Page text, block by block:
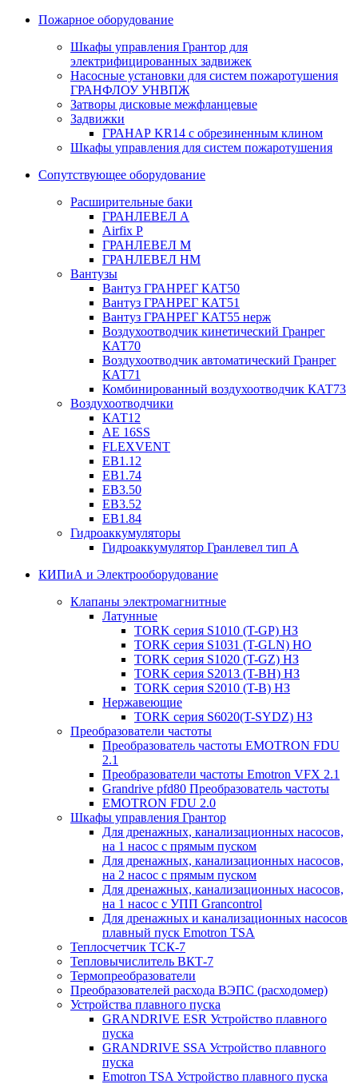
Пожарное оборудование
Шкафы управления Грантор для
электрифицированных задвижек
Насосные установки для систем пожаротушения
ГРАНФЛОУ УНВПЖ
Затворы дисковые межфланцевые
Задвижки
ГРАНАР KR14 с обрезиненным клином
Шкафы управления для систем пожаротушения
Сопутствующее оборудование
Расширительные баки
ГРАНЛЕВЕЛ А
Airfix P
ГРАНЛЕВЕЛ М
ГРАНЛЕВЕЛ НМ
Вантузы
Вантуз ГРАНРЕГ КАТ50
Вантуз ГРАНРЕГ КАТ51
Вантуз ГРАНРЕГ КАТ55 нерж
Воздухоотводчик кинетический Гранрег
КАТ70
Воздухоотводчик автоматический Гранрег
КАТ71
Комбинированный воздухоотводчик КАТ73
Воздухоотводчики
КАТ12
AE 16SS
FLEXVENT
EB1.12
EB1.74
EB3.50
EB3.52
EB1.84
Гидроаккумуляторы
Гидроаккумулятор Гранлевел тип А
КИПиА и Электрооборудование
Клапаны электромагнитные
Латунные
TORK серия S1010 (T-GP) НЗ
TORK серия S1031 (T-GLN) НО
TORK серия S1020 (T-GZ) НЗ
TORK серия S2013 (T-BH) НЗ
TORK серия S2010 (T-B) НЗ
Нержавеющие
TORK серия S6020(T-SYDZ) НЗ
Преобразователи частоты
Преобразователь частоты EMOTRON FDU
2.1
Преобразователи частоты Emotron VFX 2.1
Grandrive pfd80 Преобразователь частоты
EMOTRON FDU 2.0
Шкафы управления Грантор
Для дренажных, канализационных насосов,
на 1 насос с прямым пуском
Для дренажных, канализационных насосов,
на 2 насос с прямым пуском
Для дренажных, канализационных насосов,
на 1 насос с УПП Grancontrol
Для дренажных и канализационных насосов
плавный пуск Emotron TSA
Теплосчетчик ТСК-7
Тепловычислитель ВКТ-7
Термопреобразователи
Преобразователей расхода ВЭПС (расходомер)
Устройства плавного пуска
GRANDRIVE ESR Устройство плавного
пуска
GRANDRIVE SSA Устройство плавного
пуска
Emotron TSA Устройство плавного пуска